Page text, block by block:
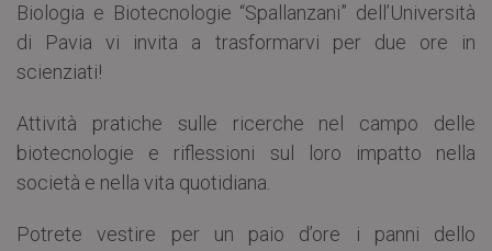
Biologia e Biotecnologie “Spallanzani” dell’Università
di Pavia vi invita a trasformarvi per due ore in
scienziati!
Attività pratiche sulle ricerche nel campo delle
biotecnologie e riflessioni sul loro impatto nella
società e nella vita quotidiana.
Potrete vestire per un paio d’ore i panni dello